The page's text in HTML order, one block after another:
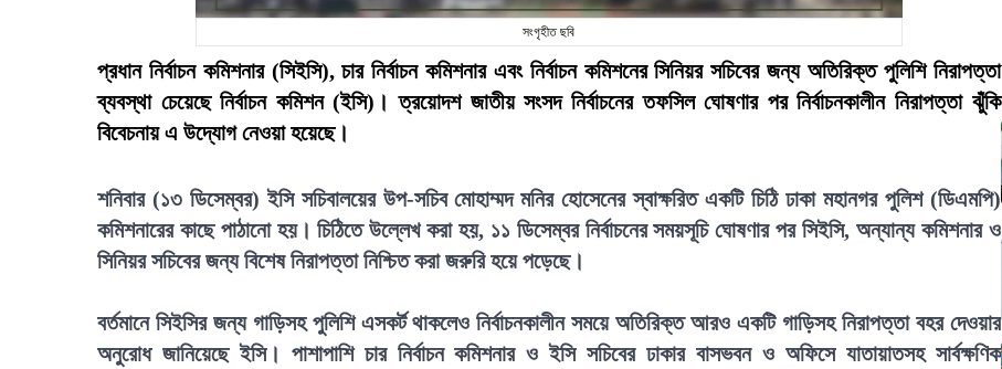
সংগৃহীত ছবি
প্রধান নির্বাচন কমিশনার (সিইসি), চার নির্বাচন কমিশনার এবং নির্বাচন কমিশনের সিনিয়র সচিবের জন্য অতিরিক্ত পুলিশি নিরাপত্তা
ব্যবস্থা চেয়েছে নির্বাচন কমিশন (ইসি)। ত্রয়োদশ জাতীয় সংসদ নির্বাচনের তফসিল ঘোষণার পর নির্বাচনকালীন নিরাপত্তা ঝুঁকি
বিবেচনায় এ উদ্যোগ নেওয়া হয়েছে।
শনিবার (১৩ ডিসেম্বর) ইসি সচিবালয়ের উপ-সচিব মোহাম্মদ মনির হোসেনের স্বাক্ষরিত একটি চিঠি ঢাকা মহানগর পুলিশ (ডিএমপি)
কমিশনারের কাছে পাঠানো হয়। চিঠিতে উল্লেখ করা হয়, ১১ ডিসেম্বর নির্বাচনের সময়সূচি ঘোষণার পর সিইসি, অন্যান্য কমিশনার ও
সিনিয়র সচিবের জন্য বিশেষ নিরাপত্তা নিশ্চিত করা জরুরি হয়ে পড়েছে।
বর্তমানে সিইসির জন্য গাড়িসহ পুলিশি এসকর্ট থাকলেও নির্বাচনকালীন সময়ে অতিরিক্ত আরও একটি গাড়িসহ নিরাপত্তা বহর দেওয়ার
অনুরোধ জানিয়েছে ইসি। পাশাপাশি চার নির্বাচন কমিশনার ও ইসি সচিবের ঢাকার বাসভবন ও অফিসে যাতায়াতসহ সার্বক্ষণিক